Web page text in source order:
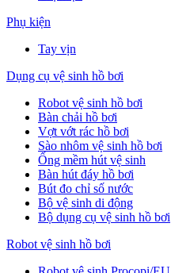
Phụ kiện
Tay vịn
Dụng cụ vệ sinh hồ bơi
Robot vệ sinh hồ bơi
Bàn chải hồ bơi
Vợt vớt rác hồ bơi
Sào nhôm vệ sinh hồ bơi
Ống mềm hút vệ sinh
Bàn hút đáy hồ bơi
Bút đo chỉ số nước
Bộ vệ sinh di động
Bộ dụng cụ vệ sinh hồ bơi
Robot vệ sinh hồ bơi